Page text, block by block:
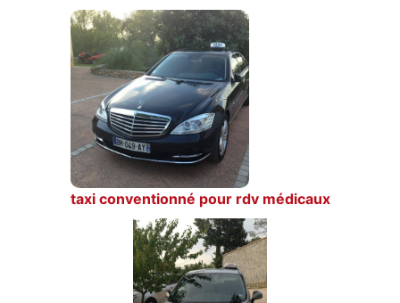
taxi conventionné pour rdv médicaux